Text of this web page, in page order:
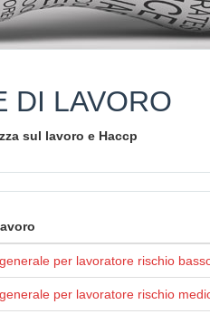
DI LAVORO
sul lavoro e Haccp
per lavoratore rischio
per lavoratore rischio